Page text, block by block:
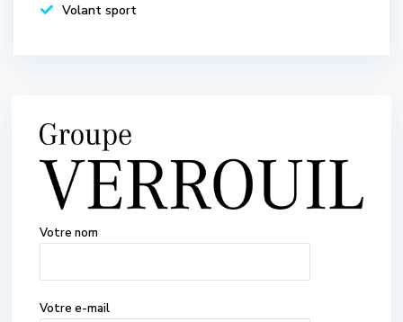
Volant sport
Votre nom
Votre e-mail